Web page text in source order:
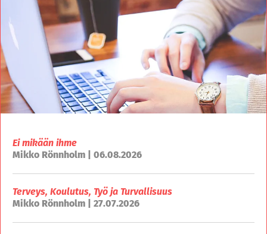
Ei mikään ihme
Mikko Rönnholm | 06.08.2026
Terveys, Koulutus, Työ ja Turvallisuus
Mikko Rönnholm | 27.07.2026